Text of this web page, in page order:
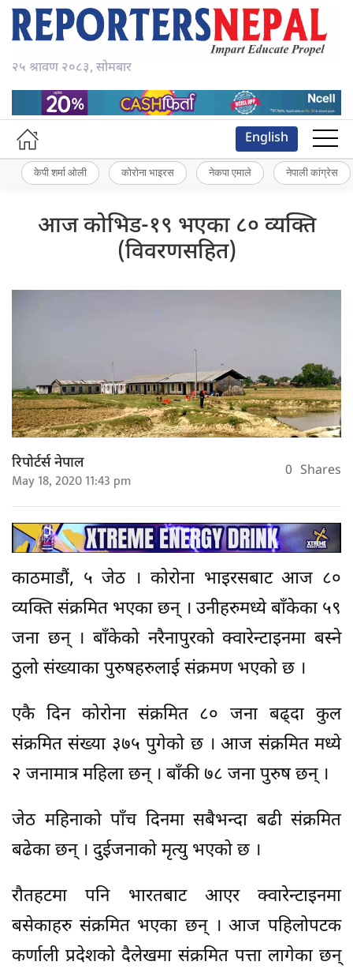
२५ श्रावण २०८३, सोमबार
English
केपी शर्मा ओली कोरोना भाइरस नेकपा एमाले नेपाली कांग्रेस
आज कोभिड-१९ भएका ८० व्यक्ति
(विवरणसहित)
रिपोर्टर्स नेपाल
May 18, 2020 11:43 pm 0 Shares
काठमाडौं, ५ जेठ । कोरोना भाइरसबाट आज ८०
व्यक्ति संक्रमित भएका छन् । उनीहरुमध्ये बाँकेका ५९
जना छन् । बाँकेको नरैनापुरको क्वारेन्टाइनमा बस्ने
ठुलो संख्याका पुरुषहरुलाई संक्रमण भएको छ ।
एकै दिन कोरोना संक्रमित ८० जना बढ्दा कुल
संक्रमित संख्या ३७५ पुगेको छ । आज संक्रमित मध्ये
२ जनामात्र महिला छन् । बाँकी ७८ जना पुरुष छन् ।
जेठ महिनाको पाँच दिनमा सबैभन्दा बढी संक्रमित
बढेका छन् । दुईजनाको मृत्यु भएको छ ।
रौतहटमा पनि भारतबाट आएर क्वारेन्टाइनमा
बसेकाहरु संक्रमित भएका छन् । आज पहिलोपटक
कर्णाली प्रदेशको दैलेखमा संक्रमित पत्ता लागेका छन्